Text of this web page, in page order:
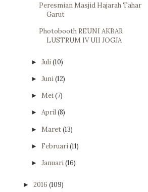
Peresmian Masjid Hajarah Tahar
Garut
Photobooth REUNI AKBAR
LUSTRUM IV UII JOGJA
► Juli(10)
► Juni(12)
► Mei(7)
► April(8)
► Maret(13)
► Februari(11)
► Januari(16)
► 2016 (109)